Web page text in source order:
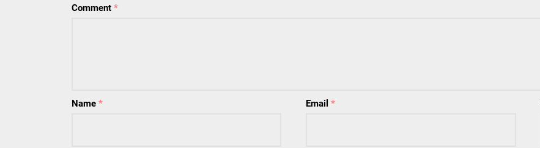
Comment *
Name * Email*